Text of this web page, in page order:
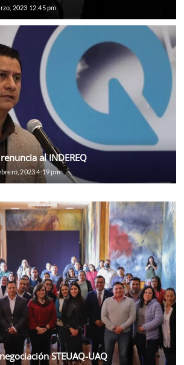
2023 12:45 pm
al INDEREQ
2023 4:19 pm
STEUAQ-UAQ